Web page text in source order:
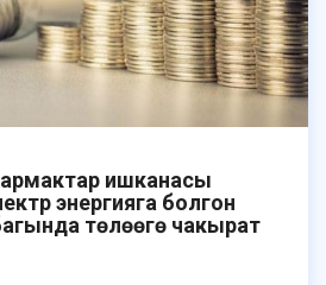
ишканасы
энергияга болгон
төлөөгө чакырат